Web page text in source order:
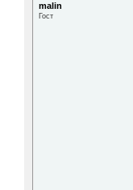
malin
Гост